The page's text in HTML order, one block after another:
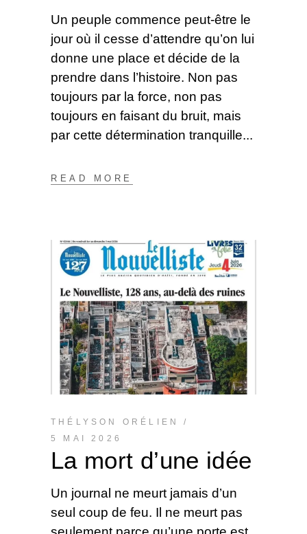
Un peuple commence peut-être le
jour où il cesse d’attendre qu’on lui
donne une place et décide de la
prendre dans l’histoire. Non pas
toujours par la force, non pas
toujours en faisant du bruit, mais
par cette détermination tranquille
READ MORE
THÉLYSON ORÉLIEN
5 MAI 2026
La mort d’une idée
Un journal ne meurt jamais d’un
seul coup de feu. Il ne meurt pas